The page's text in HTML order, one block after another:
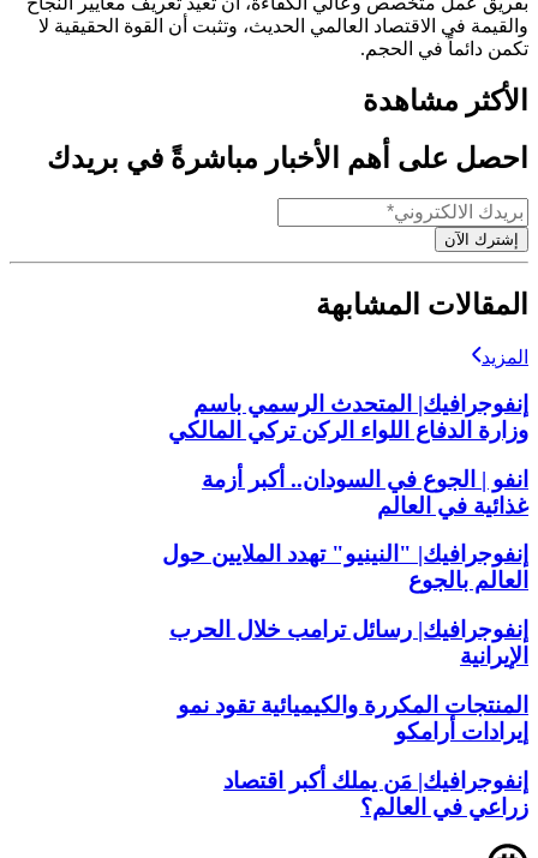
والقيمة في الاقتصاد العالمي الحديث، وتثبت أن القوة الحقيقية لا
تكمن دائماً في الحجم.
الأكثر مشاهدة
احصل على أهم الأخبار مباشرةً في بريدك
إشترك الآن
المقالات المشابهة
المزيد
إنفوجرافيك| المتحدث الرسمي باسم
وزارة الدفاع اللواء الركن تركي المالكي
انفو | الجوع في السودان.. أكبر أزمة
غذائية في العالم
إنفوجرافيك| "النينيو" تهدد الملايين حول
العالم بالجوع
إنفوجرافيك| رسائل ترامب خلال الحرب
الإيرانية
المنتجات المكررة والكيميائية تقود نمو
إيرادات أرامكو
إنفوجرافيك| مَن يملك أكبر اقتصاد
زراعي في العالم؟